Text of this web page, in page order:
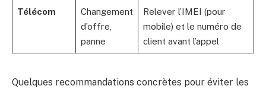
Télécom
Changement
d’offre,
panne
Relever l’IMEI (pour
mobile) et le numéro de
client avant l’appel
Quelques recommandations concrètes pour éviter les